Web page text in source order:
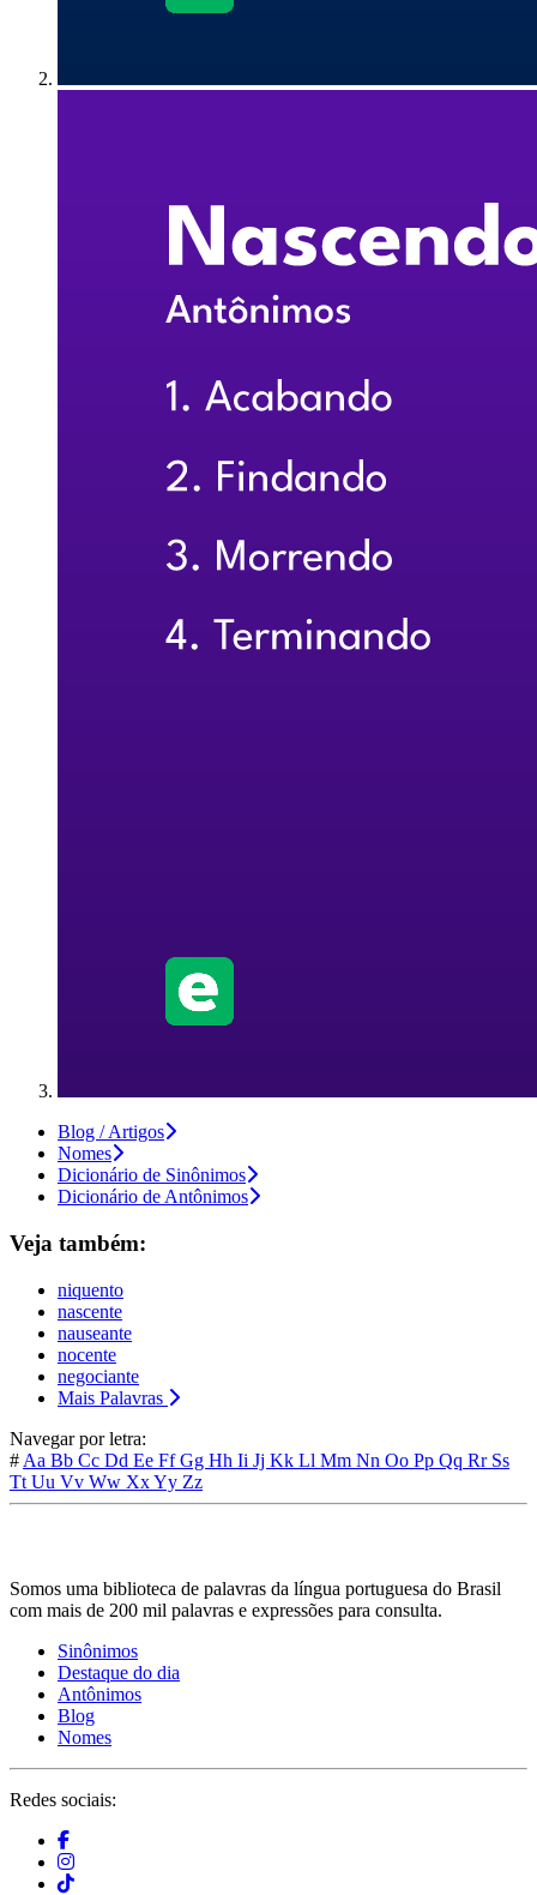
Blog / Artigos
Nomes
Dicionário de Sinônimos
Dicionário de Antônimos
Veja também:
niquento
nascente
nauseante
nocente
negociante
Mais Palavras
Navegar por letra:
# Aa Bb Cc Dd Ee FfGg Hh Ii Jj Kk Ll Mm Nn Oo Pp Qq Rr Ss
Tt Uu Vv Ww XxYy Zz
Somos uma biblioteca de palavras da língua portuguesa do Brasil
com mais de 200 mil palavras e expressões para consulta.
Sinônimos
Destaque do dia
Antônimos
Blog
Nomes
Redes sociais: